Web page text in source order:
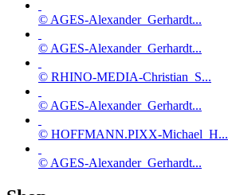
© AGES-Alexander_Gerhardt...
© AGES-Alexander_Gerhardt...
© RHINO-MEDIA-Christian_S...
© AGES-Alexander_Gerhardt...
© HOFFMANN.PIXX-Michael_H...
© AGES-Alexander_Gerhardt...